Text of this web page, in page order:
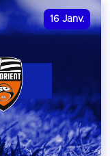
16 Janv.